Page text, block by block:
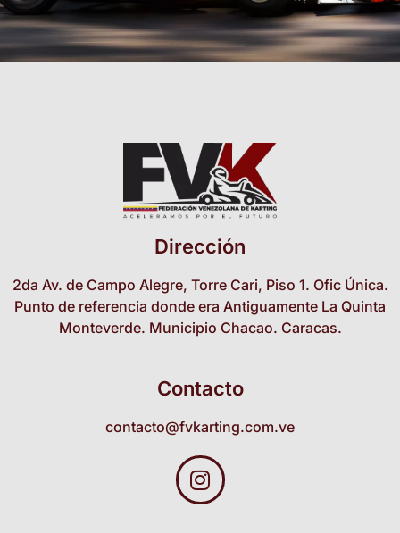
Dirección
2da Av. de Campo Alegre, Torre Cari, Piso 1. Ofic Única.
Punto de referencia donde era Antiguamente La Quinta
Monteverde. Municipio Chacao. Caracas.
Contacto
contacto@fvkarting.com.ve